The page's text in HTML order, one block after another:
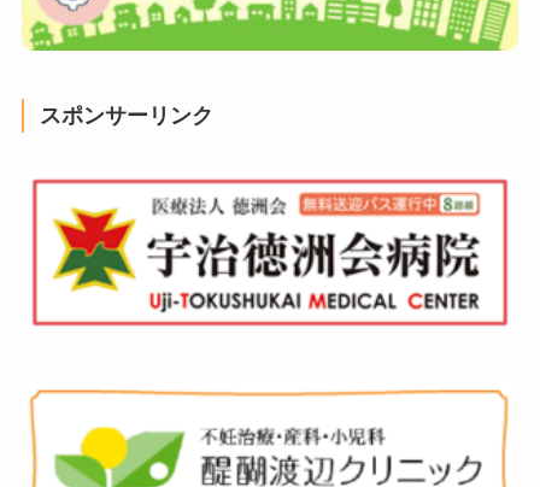
スポンサーリンク